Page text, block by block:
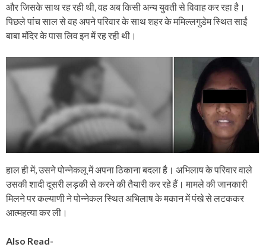
और जिसके साथ रह रही थी, वह अब किसी अन्य युवती से विवाह कर रहा है।
पिछले पांच साल से वह अपने परिवार के साथ शहर के ममिल्लगुडेम स्थित साईं
बाबा मंदिर के पास लिव इन में रह रही थी।
हाल ही में, उसने पोन्नेकलू में अपना ठिकाना बदला है। अभिलाष के परिवार वाले
उसकी शादी दूसरी लड़की से करने की तैयारी कर रहे हैं। मामले की जानकारी
मिलने पर कल्याणी ने पोन्नेकल स्थित अभिलाष के मकान में पंखे से लटककर
आत्महत्या कर ली।
Also Read-